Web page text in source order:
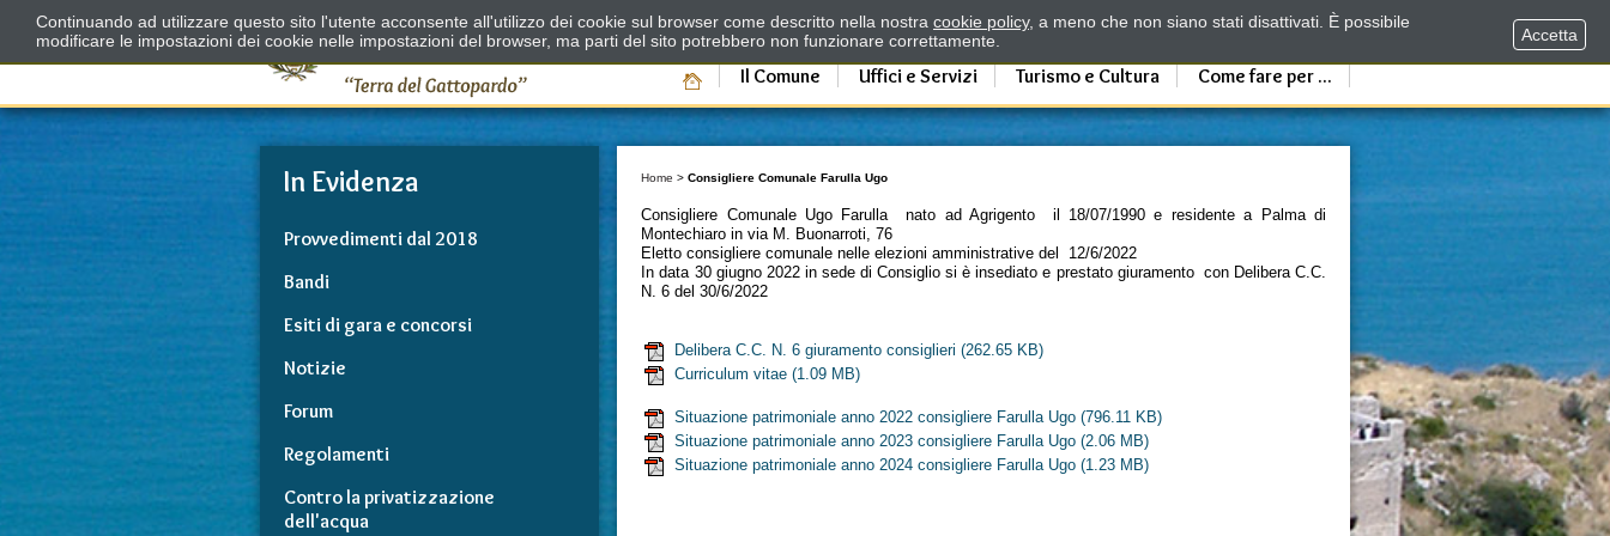
Il Comune Uffici e Servizi Turismo e Cultura Come fare per ...
In Evidenza
Provvedimenti dal 2018
Bandi
Esiti di gara e concorsi
Notizie
Forum
Regolamenti
Contro la privatizzazione
dell'acqua
Home >Consigliere Comunale Farulla Ugo
Consigliere Comunale Ugo Farulla nato ad Agrigento il 18/07/1990 e residente a Palma di
Montechiaro in via M. Buonarroti, 76
Eletto consigliere comunale nelle elezioni amministrative del 12/6/2022
In data 30 giugno 2022 in sede di Consiglio si è insediato e prestato giuramento con Delibera C.C.
N. 6 del 30/6/2022
Delibera C.C. N. 6 giuramento consiglieri (262.65 KB)
Curriculum vitae (1.09 MB)
Situazione patrimoniale anno 2022 consigliere Farulla Ugo (796.11 KB)
Situazione patrimoniale anno 2023 consigliere Farulla Ugo (2.06 MB)
Situazione patrimoniale anno 2024 consigliere Farulla Ugo (1.23 MB)
Continuando ad utilizzare questo sito l'utente acconsente all'utilizzo dei cookie sul browser come descritto nella nostra cookie policy, a meno che non siano stati disattivati. È possibile
modificare le impostazioni dei cookie nelle impostazioni del browser, ma parti del sito potrebbero non funzionare correttamente.
Accetta